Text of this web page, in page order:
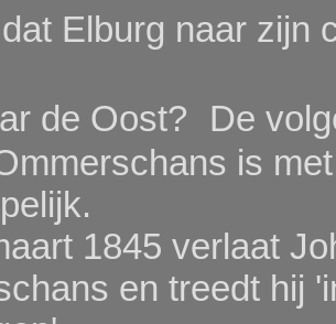
Elburg naar zijn
de Oost? De
is
1845 verlaat
en treedt hij